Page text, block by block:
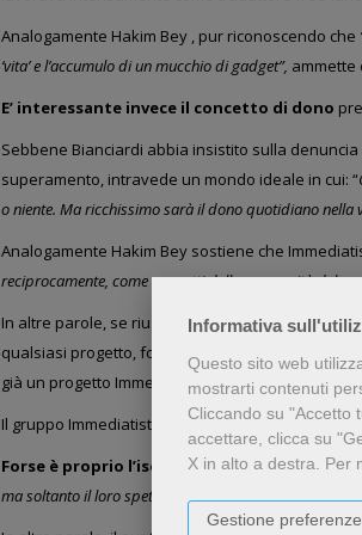
Informativa
Questo sito web
mostrarti contenuti
Cliccando su "Accetto
accettare, clicca su
X in alto a destra. Per
Gestione preferenze
Analogamente Hakim Bey , pur riconoscendo che
‘vita’ e l’accumulo di un mucchio di gadget”, ammette
E’ interessante invece il concetto di dono
Sebbene Bianciardi abbia insistito sulla
superamento, intravede un mondo ideale in cui: “
o niente. Ma ricchissimo sarà il dono quotidiano nella
Analogamente Hakim Bey sostiene che
reciprocamente, come soggetti della generosità del
In altre parole, se riusciamo ad incontrarci,
qualsiasi progetto, fosse anche solo quello di
già un progetto Immediatista.
Il gruppo Immediatista ha come obbiettivo
Forse è proprio l’isolamento sostanziale
ma soltanto il loro spettro… Basta un mezzo anno (in